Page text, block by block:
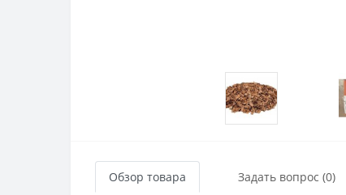
Обзор товара Задать вопрос (0)